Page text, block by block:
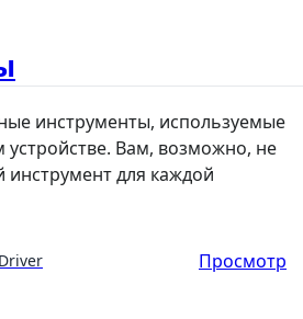
инструменты, используемые
Вам, возможно, не
для каждой
Просмотр